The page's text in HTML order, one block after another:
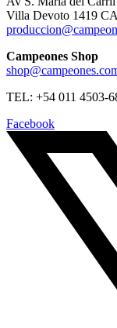
Villa Devoto 1419
Campeones Shop
TEL: +54 011 4503-
Facebook